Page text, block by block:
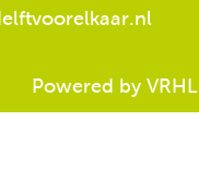
Powered by VRHL